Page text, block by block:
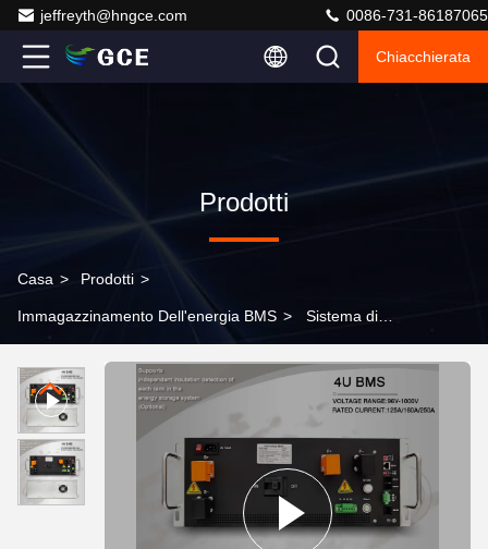
jeffreyth@hngce.com 0086-731-86187065
Chiacchierata
Prodotti
Casa > Prodotti >
Immagazzinamento Dell'energia BMS > Sistema di